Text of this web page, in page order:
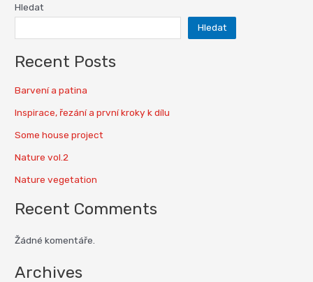
Hledat
Hledat
Recent Posts
Barvení a patina
Inspirace, řezání a první kroky k dílu
Some house project
Nature vol.2
Nature vegetation
Recent Comments
Žádné komentáře.
Archives